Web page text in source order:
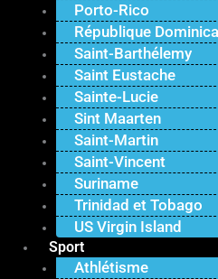
Porto-Rico
République
Saint-Barthélemy
Saint Eustache
Sainte-Lucie
Sint Maarten
Saint-Martin
Saint-Vincent
Suriname
Trinidad et Tobago
US Virgin Island
Sport
Athlétisme